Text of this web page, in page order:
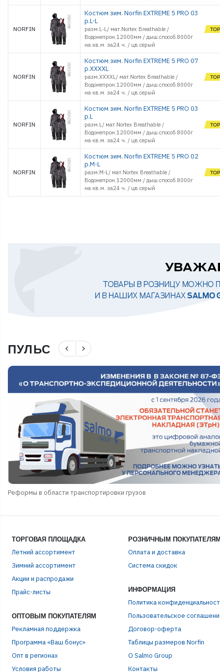
NORFIN
Костюм зим. Norfin EXTREME 5 PRO 03
р.L-L
разм.L-L/ мат.Nortex Breathable /
Водонепрон.12000мм / дыш.способ.8000г
на кв.м. за24 ч. / цв.серый
NORFIN
Костюм зим. Norfin EXTREME 5 PRO 07
р.XXXXL
разм.XXXXL/ мат.Nortex Breathable /
Водонепрон.12000мм / дыш.способ.8000г
на кв.м. за24 ч. / цв.серый
NORFIN
Костюм зим. Norfin EXTREME 5 PRO 03
р.L
разм.L/ мат.Nortex Breathable /
Водонепрон.12000мм / дыш.способ.8000г
на кв.м. за24 ч. / цв.серый
NORFIN
Костюм зим. Norfin EXTREME 5 PRO 02
р.M-L
разм.M-L/ мат.Nortex Breathable /
Водонепрон.12000мм / дыш.способ.8000г
на кв.м. за24 ч. / цв.серый
ПУЛЬС navigate_before navigate_next
Реформы в области транспортировки грузов
ТОРГОВАЯ ПЛОЩАДКА
Летний ассортимент
Зимний ассортимент
Акции и распродажи
Прайс-листы
ОПТОВЫМ ПОКУПАТЕЛЯМ
Рекламная поддержка
Программа «Ваш бонус»
Опт в регионах
Условия работы
РОЗНИЧНЫМ
Оплата и доставка
Система скидок
ИНФОРМАЦИЯ
Политика
Пользовательское
Договор-оферта
Таблицы размеров Norfin
О Salmo Group
Контакты